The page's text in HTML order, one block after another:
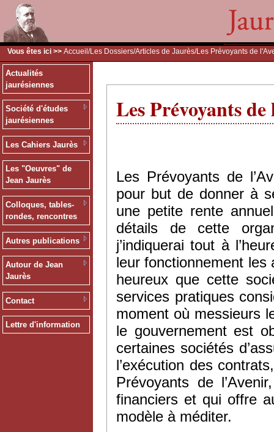
Vous êtes ici >> Accueil /Les Dossiers/Articles de Jaurès/Les Prévoyants de
Actualités
jaurésiennes
Société d'études
jaurésiennes
Les Cahiers Jaurès
Les "Oeuvres" de
Jean Jaurès
Colloques, tables-
rondes, rencontres
Autres publications
Autour de Jean
Jaurès
Contact
Lettre d'information
Les Prévoyants
Les Prévoyants de
pour but de donner à
une petite rente
détails de cette
j’indiquerai tout à
leur fonctionnement les
heureux que cette
services pratiques
moment où messieurs
le gouvernement est
certaines sociétés
l’exécution des
Prévoyants de
financiers et qui offre
modèle à méditer.